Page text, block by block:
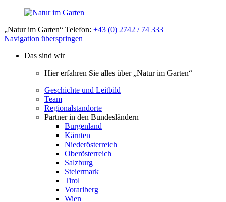
„Natur im Garten“ Telefon: +43 (0) 2742 / 74 333
Navigation überspringen
Das sind wir
Hier erfahren Sie alles über „Natur im Garten“
Geschichte und Leitbild
Team
Regionalstandorte
Partner in den Bundesländern
Burgenland
Kärnten
Niederösterreich
Oberösterreich
Salzburg
Steiermark
Tirol
Vorarlberg
Wien